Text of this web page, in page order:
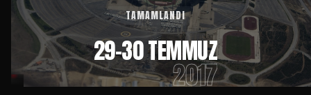
TAMAMLANDI
29-30 TEMMUZ
2017